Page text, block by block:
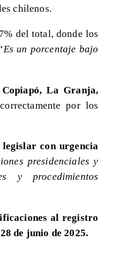
chilenos.
del total, donde los
un porcentaje bajo
La Granja,
por los
legislar con urgencia
presidenciales y
y procedimientos
al registro
de junio de 2025.